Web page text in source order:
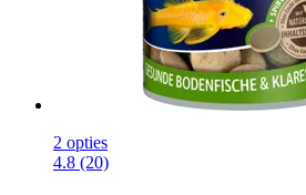
2 opties
4.8 (20)